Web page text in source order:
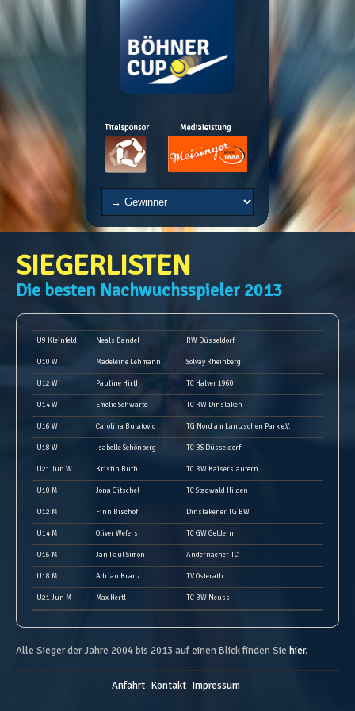
SIEGERLISTEN
Die besten Nachwuchsspieler 2013
U9 Kleinfeld Neals Bandel RW Düsseldorf
U10 W Madeleine Lehmann Solvay Rheinberg
U12 W Pauline Hirth TC Halver 1960
U14 W Emelie Schwarte TC RW Dinslaken
U16 W Carolina Bulatovic TG Nord am Lantzschen Park e.V.
U18 W Isabelle Schönberg TC BS Düsseldorf
U21 Jun W Kristin Buth TC RW Kaiserslautern
U10 M Jona Gitschel TC Stadwald Hilden
U12 M Finn Bischof Dinslakener TG BW
U14 M Oliver Wefers TC GW Geldern
U16 M Jan Paul Simon Andernacher TC
U18 M Adrian Kranz TV Osterath
U21 Jun M Max Hertl TC BW Neuss
Alle Sieger der Jahre 2004 bis 2013 auf einen Blick finden Sie hier.
Anfahrt Kontakt Impressum